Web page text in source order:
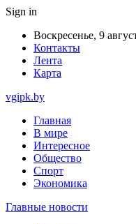
Sign in
Воскресенье, 9
Контакты
Лента
Карта
vgipk.by
Главная
В мире
Интересное
Общество
Спорт
Экономика
Главные новости